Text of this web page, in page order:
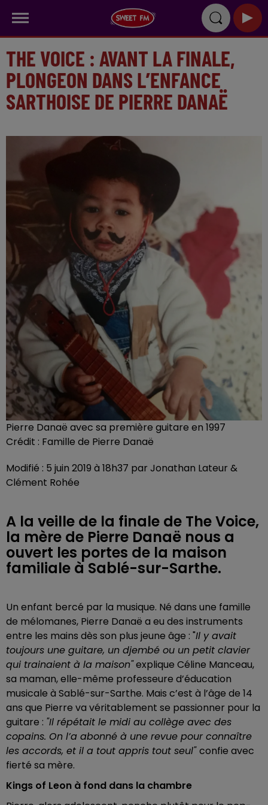
THE VOICE : AVANT LA FINALE,
PLONGEON DANS L’ENFANCE
SARTHOISE DE PIERRE DANAË
Pierre Danaë avec sa première guitare en 1997
Crédit : Famille de Pierre Danaë
Modifié : 5 juin 2019 à 18h37 par Jonathan Lateur &
Clément Rohée
A la veille de la finale de The Voice,
la mère de Pierre Danaë nous a
ouvert les portes de la maison
familiale à Sablé-sur-Sarthe.
Un enfant bercé par la musique. Né dans une famille
de mélomanes, Pierre Danaë a eu des instruments
entre les mains dès son plus jeune âge : "Il y avait
toujours une guitare, un djembé ou un petit clavier
qui trainaient à la maison"explique Céline Manceau,
sa maman, elle-même professeure d’éducation
musicale à Sablé-sur-Sarthe. Mais c’est à l’âge de 14
ans que Pierre va véritablement se passionner pour la
guitare : "Il répétait le midi au collège avec des
copains. On l’a abonné à une revue pour connaître
les accords, et il a tout appris tout seul"confie avec
fierté sa mère.
Kings of Leon à fond dans la chambre